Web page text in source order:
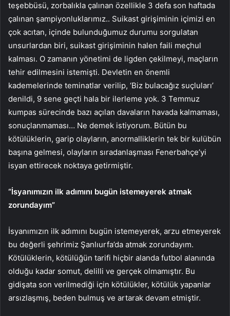
teşebbüsü, zorbalıkla çalınan özellikle 3 defa son haftada
çalınan şampiyonluklarımız.. Suikast girişiminin içimizi en
çok acıtan, içinde bulunduğumuz durumu sorgulatan
unsurlardan biri, suikast girişiminin halen faili meçhul
kalması. O zamanın yönetimi de ligden çekilmeyi, maçların
tehir edilmesini istemişti. Devletin en önemli
kademelerinde teminatlar verilip, ‘Biz bulacağız suçluları’
denildi, 9 sene geçti hala bir ilerleme yok. 3 Temmuz
kumpas sürecinde bazı açılan davaların havada kalmaması,
sonuçlanmaması… Ne demek istiyorum. Bütün bu
kötülüklerin, garip olayların, anormalliklerin tek bir kulübün
başına gelmesi, olayların sıradanlaşması Fenerbahçe’yi
isyan ettirecek noktaya getirmiştir.
“İsyanımızın ilk adımını bugün istemeyerek atmak
zorundayım”
İsyanımızın ilk adımını bugün istemeyerek, arzu etmeyerek
bu değerli şehrimiz Şanlıurfa’da atmak zorundayım.
Kötülüklerin, kötülüğün tarifi hiçbir alanda futbol alanında
olduğu kadar somut, delilli ve gerçek olmamıştır. Bu
gidişata son verilmediği için kötülükler, kötülük yapanlar
arsızlaşmış, beden bulmuş ve artarak devam etmiştir.